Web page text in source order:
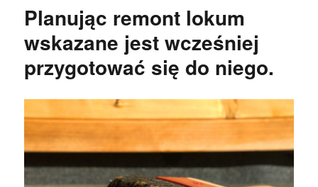
Planując remont lokum
wskazane jest wcześniej
przygotować się do niego.